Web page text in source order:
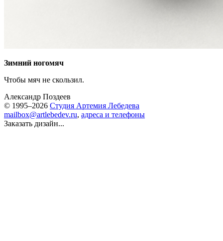
Зимний ногомяч
Чтобы мяч не скользил.
Александр Поздеев
© 1995–2026 Студия Артемия Лебедева
mailbox@artlebedev.ru, адреса и телефоны
Заказать дизайн...